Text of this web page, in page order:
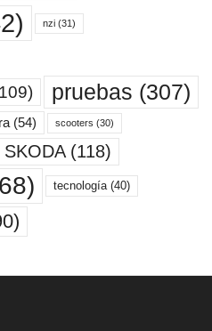
nzi (31)
pruebas (307)
(54) scooters (30)
SKODA(118)
tecnología(40)